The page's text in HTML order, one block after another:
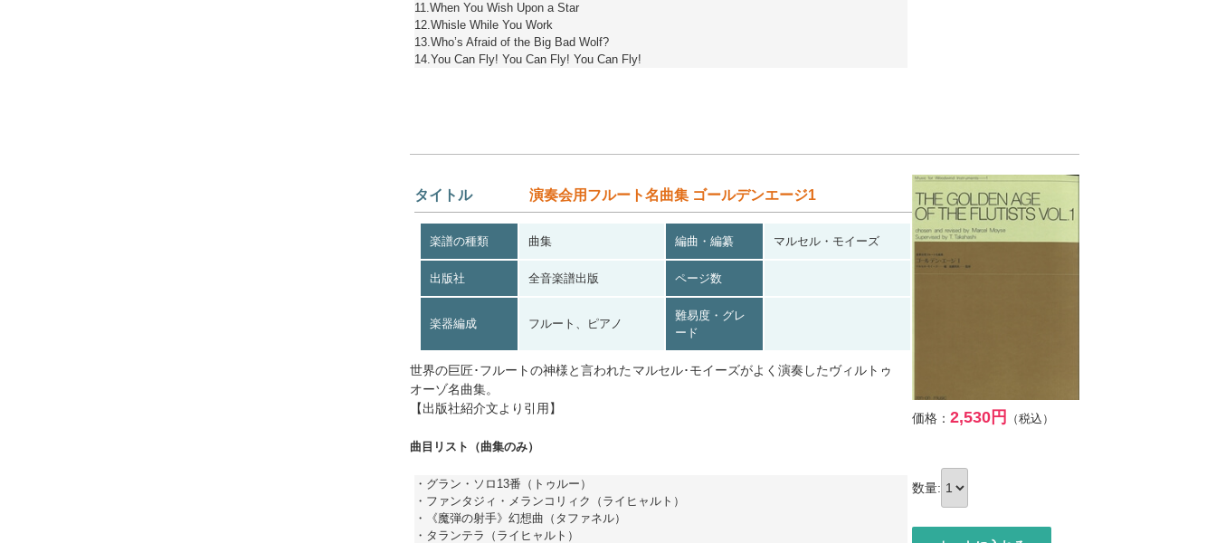
11.When You Wish Upon a Star
12.Whisle While You Work
13.Who’s Afraid of the Big Bad Wolf?
14.You Can Fly! You Can Fly! You Can Fly!
タイトル 演奏会用フルート名曲集 ゴールデンエージ1
楽譜の種類 曲集 編曲・編纂 マルセル・モイーズ
出版社 全音楽譜出版 ページ数
楽器編成 フルート、ピアノ
難易度・グレ
ード
世界の巨匠･フルートの神様と言われたマルセル･モイーズがよく演奏したヴィルトゥ
オーゾ名曲集。
【出版社紹介文より引用】
曲目リスト（曲集のみ）
・グラン・ソロ13番（トゥルー）
・ファンタジィ・メランコリィク（ライヒャルト）
・《魔弾の射手》幻想曲（タファネル）
・タランテラ（ライヒャルト）
価格：2,530円 （税込）
数量: